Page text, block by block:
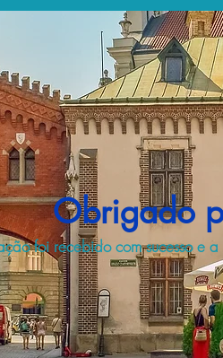
Obrigado
foi recebido com sucesso e